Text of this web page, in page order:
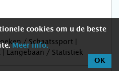
/ Schaatssport |
Langebaan / Statistiek
cookies om u de beste
Meer info.
OK